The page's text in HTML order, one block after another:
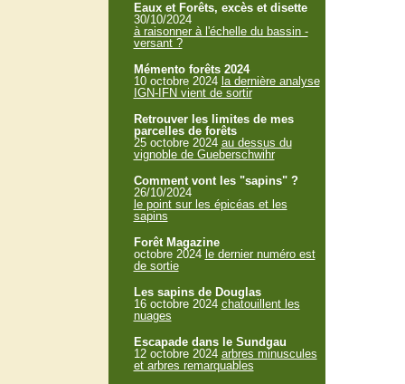
Eaux et Forêts, excès et disette
30/10/2024
à raisonner à l'échelle du bassin -
versant ?
Mémento forêts 2024
10 octobre 2024 la dernière analyse
IGN-IFN vient de sortir
Retrouver les limites de mes
parcelles de forêts
25 octobre 2024 au dessus du
vignoble de Gueberschwihr
Comment vont les "sapins" ?
26/10/2024
le point sur les épicéas et les
sapins
Forêt Magazine
octobre 2024 le dernier numéro est
de sortie
Les sapins de Douglas
16 octobre 2024 chatouillent les
nuages
Escapade dans le Sundgau
12 octobre 2024 arbres minuscules
et arbres remarquables